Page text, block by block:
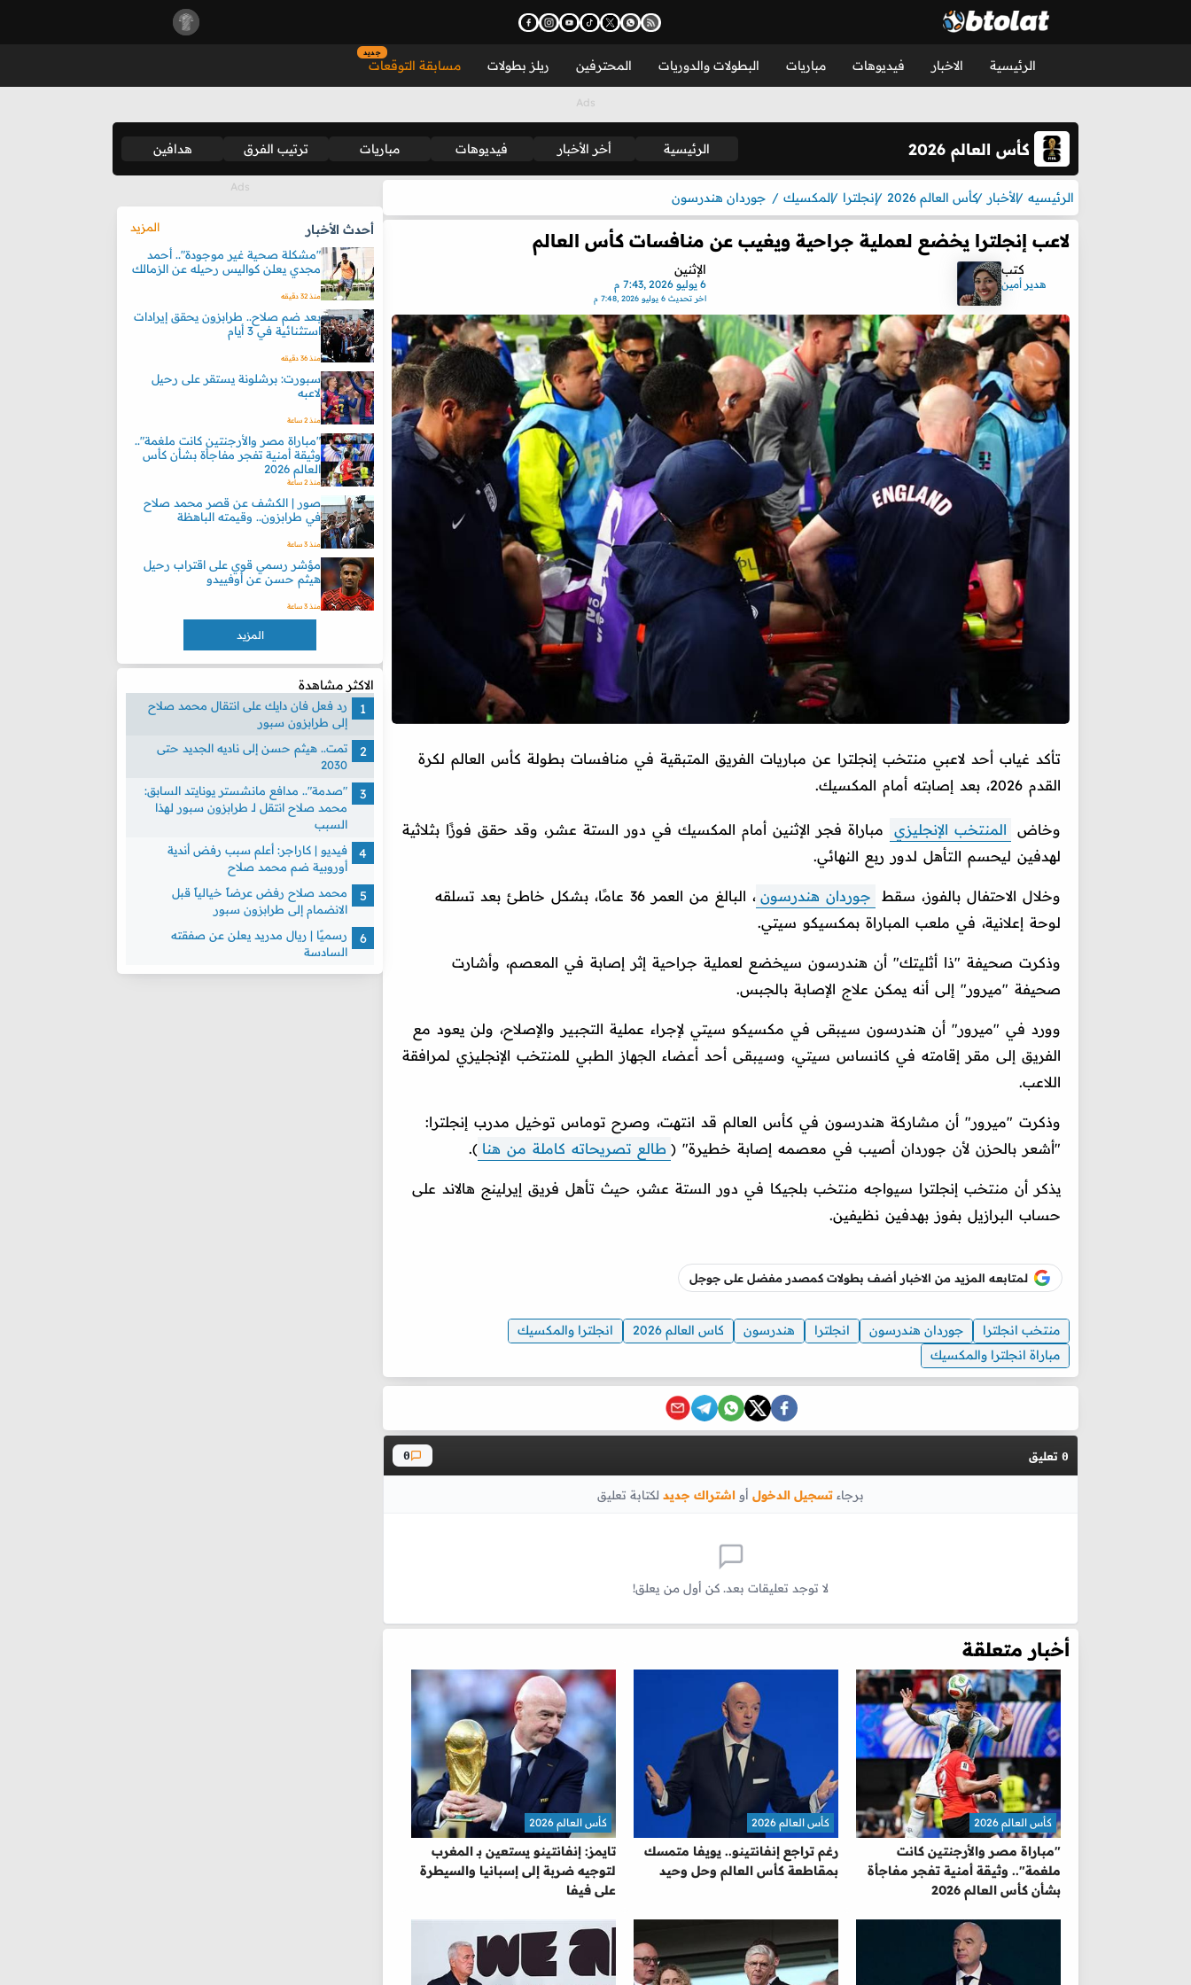
الرئيسية الاخبار فيديوهات مباريات البطولات والدوريات المحترفين ريلز بطولات مسابقة التوقعات
جديد
كأس العالم 2026 الرئيسية أخر الأخبار فيديوهات مباريات ترتيب الفرق هدافين
الرئيسيه الأخبار كأس العالم 2026 إنجلترا المكسيك جوردان هندرسون
لاعب إنجلترا يخضع لعملية جراحية ويغيب عن منافسات كأس العالم
كتب
هدير أمين
الإثنين
6 يوليو 2026 ,7:43 م
اخر تحديث 6 يوليو 2026 ,7:48 م
تأكد غياب أحد لاعبي منتخب إنجلترا عن مباريات الفريق المتبقية في منافسات بطولة كأس العالم لكرة
القدم 2026، بعد إصابته أمام المكسيك.
وخاض المنتخب الإنجليزي
مباراة فجر الإثنين أمام المكسيك في دور الستة عشر، وقد حقق فوزًا بثلاثية
لهدفين ليحسم التأهل لدور ربع النهائي.
وخلال الاحتفال بالفوز، سقط جوردان هندرسون
، البالغ من العمر 36 عامًا، بشكل خاطئ بعد تسلقه
لوحة إعلانية، في ملعب المباراة بمكسيكو سيتي.
وذكرت صحيفة "ذا أثليتك" أن هندرسون سيخضع لعملية جراحية إثر إصابة في المعصم، وأشارت
صحيفة "ميرور" إلى أنه يمكن علاج الإصابة بالجبس.
وورد في "ميرور" أن هندرسون سيبقى في مكسيكو سيتي لإجراء عملية التجبير والإصلاح، ولن يعود مع
الفريق إلى مقر إقامته في كانساس سيتي، وسيبقى أحد أعضاء الجهاز الطبي للمنتخب الإنجليزي لمرافقة
اللاعب.
وذكرت "ميرور" أن مشاركة هندرسون في كأس العالم قد انتهت، وصرح توماس توخيل مدرب إنجلترا:
"أشعر بالحزن لأن جوردان أصيب في معصمه إصابة خطيرة" ( طالع تصريحاته كاملة من هنا ).
يذكر أن منتخب إنجلترا سيواجه منتخب بلجيكا في دور الستة عشر، حيث تأهل فريق إيرلينج هالاند على
حساب البرازيل بفوز بهدفين نظيفين.
لمتابعه المزيد من الاخبار أضف بطولات كمصدر مفضل على جوجل
منتخب انجلترا جوردان هندرسون انجلترا هندرسون كاس العالم 2026
انجلترا والمكسيك
مباراة انجلترا والمكسيك
0 تعليق 0
برجاء تسجيل الدخول أو اشتراك جديد لكتابة تعليق
لا توجد تعليقات بعد. كن أول من يعلق!
أخبار متعلقة
"مباراة مصر والأرجنتين كانت
ملغمة".. وثيقة أمنية تفجر مفاجأة
بشأن كأس العالم 2026
كأس العالم 2026
رغم تراجع إنفانتينو.. يويفا متمسك
بمقاطعة كأس العالم وحل وحيد
كأس العالم 2026
تايمز: إنفانتينو يستعين بـ المغرب
لتوجيه ضربة إلى إسبانيا والسيطرة
على فيفا
كأس العالم 2026
أحدث الأخبار
المزيد
"مشكلة صحية غير موجودة".. أحمد
مجدي يعلن كواليس رحيله عن الزمالك
منذ 32 دقيقه
بعد ضم صلاح.. طرابزون يحقق إيرادات
استثنائية في 3 أيام
منذ 36 دقيقه
سبورت: برشلونة يستقر على رحيل
لاعبه
منذ 2 ساعة
"مباراة مصر والأرجنتين كانت ملغمة"..
وثيقة أمنية تفجر مفاجأة بشأن كأس
العالم 2026
منذ 2 ساعة
صور | الكشف عن قصر محمد صلاح
في طرابزون.. وقيمته الباهظة
منذ 3 ساعة
مؤشر رسمي قوي على اقتراب رحيل
هيثم حسن عن أوفييدو
منذ 3 ساعة
المزيد
الاكثر مشاهدة
رد فعل فان دايك على انتقال محمد صلاح
إلى طرابزون سبور
تمت.. هيثم حسن إلى ناديه الجديد حتى
2030
"صدمة".. مدافع مانشستر يونايتد السابق:
محمد صلاح انتقل لـ طرابزون سبور لهذا
السبب
فيديو | كاراجر: أعلم سبب رفض أندية
أوروبية ضم محمد صلاح
محمد صلاح رفض عرضاً خيالياً قبل
الانضمام إلى طرابزون سبور
رسميًا | ريال مدريد يعلن عن صفقته
السادسة